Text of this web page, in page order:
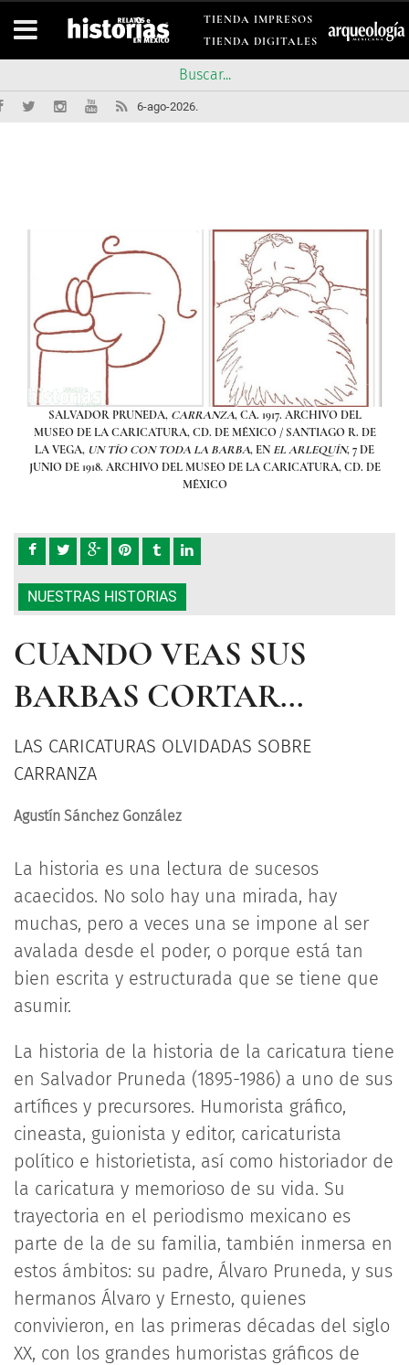
TIENDA IMPRESOS
TIENDA DIGITALES
6-ago-2026.
SALVADOR PRUNEDA, CARRANZA, CA. 1917. ARCHIVO DEL
MUSEO DE LA CARICATURA, CD. DE MÉXICO / SANTIAGO R. DE
LA VEGA, UN TÍO CON TODA LA BARBA, EN EL ARLEQUÍN, 7 DE
JUNIO DE 1918. ARCHIVO DEL MUSEO DE LA CARICATURA, CD. DE
MÉXICO
NUESTRAS HISTORIAS
CUANDO VEAS SUS
BARBAS CORTAR...
LAS CARICATURAS OLVIDADAS SOBRE
CARRANZA
Agustín Sánchez González
La historia es una lectura de sucesos
acaecidos. No solo hay una mirada, hay
muchas, pero a veces una se impone al ser
avalada desde el poder, o porque está tan
bien escrita y estructurada que se tiene que
asumir.
La historia de la historia de la caricatura tiene
en Salvador Pruneda (1895-1986) a uno de sus
artífices y precursores. Humorista gráfico,
cineasta, guionista y editor, caricaturista
político e historietista, así como historiador de
la caricatura y memorioso de su vida. Su
trayectoria en el periodismo mexicano es
parte de la de su familia, también inmersa en
estos ámbitos: su padre, Álvaro Pruneda, y sus
hermanos Álvaro y Ernesto, quienes
convivieron, en las primeras décadas del siglo
XX, con los grandes humoristas gráficos de